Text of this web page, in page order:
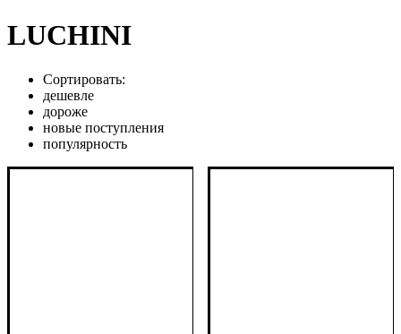
LUCHINI
Сортировать:
дешевле
дороже
новые поступления
популярность